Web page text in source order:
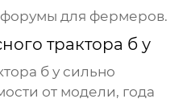
для фермеров.
трактора б у
б у сильно
от модели, года